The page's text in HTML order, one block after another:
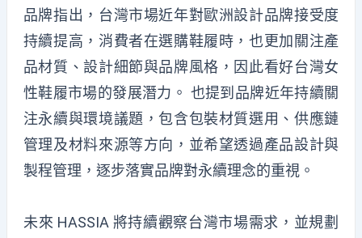
品牌指出，台灣市場近年對歐洲設計品牌接受度
持續提高，消費者在選購鞋履時，也更加關注產
品材質、設計細節與品牌風格，因此看好台灣女
性鞋履市場的發展潛力。 也提到品牌近年持續關
注永續與環境議題，包含包裝材質選用、供應鏈
管理及材料來源等方向，並希望透過產品設計與
製程管理，逐步落實品牌對永續理念的重視。
未來 HASSIA 將持續觀察台灣市場需求，並規劃